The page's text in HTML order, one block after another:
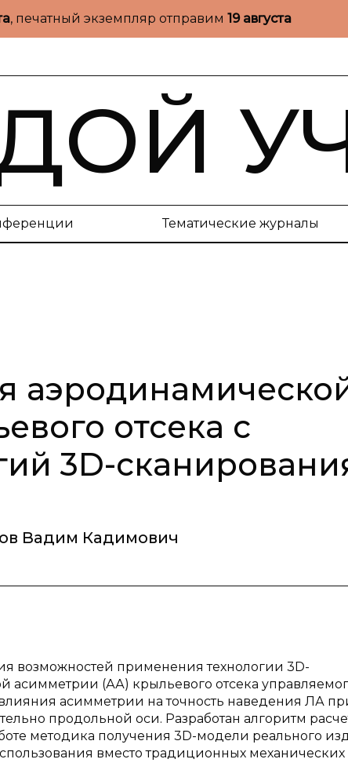
, печатный экземпляр отправим 19 августа
Тематические журналы
отсека с
3D-
Вадим Кадимович
возможностей применения технологии 3D-
асимметрии (АА) крыльевого отсека
асимметрии на точность наведения ЛА
продольной оси. Разработан алгоритм
методика получения 3D-модели реального
вместо традиционных механических